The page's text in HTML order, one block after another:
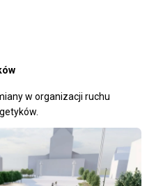
w organizacji ruchu